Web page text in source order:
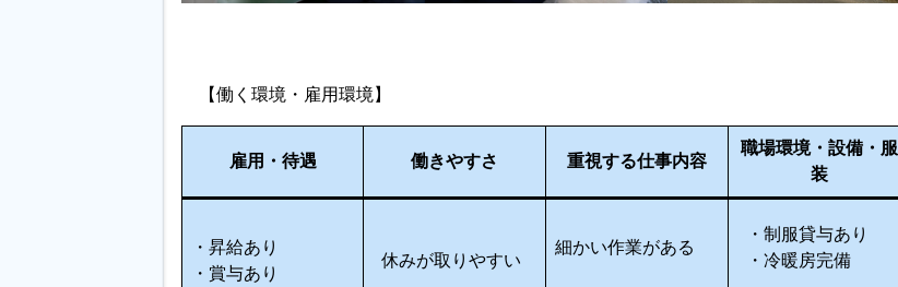
【働く環境・雇用環境】
雇用 ・待遇 働きやすさ 重視する仕事内容
職場環境・設備・服
装
・昇給あり
・賞与あり
休みが取りやすい
細かい作業がある
・制服貸与あり
・冷暖房完備